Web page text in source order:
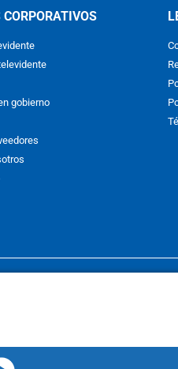
CORPORATIVOS
gobierno
así como su traducción a
permission is prohibited. All